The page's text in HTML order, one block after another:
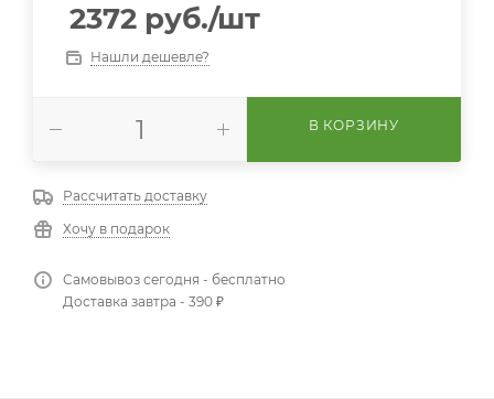
2372 руб./шт
Нашли дешевле?
В КОРЗИНУ
Рассчитать доставку
Хочу в подарок
Самовывоз сегодня - бесплатно
Доставка завтра - 390 ₽